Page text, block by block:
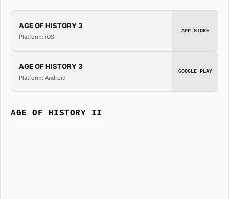
AGE OF HISTORY 3
Platform: iOS
APP STORE
AGE OF HISTORY 3
Platform: Android
GOOGLE PLAY
AGE OF HISTORY II